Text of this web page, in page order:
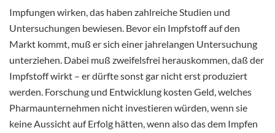
Impfungen wirken, das haben zahlreiche Studien und
Untersuchungen bewiesen. Bevor ein Impfstoff auf den
Markt kommt, muß er sich einer jahrelangen Untersuchung
unterziehen. Dabei muß zweifelsfrei herauskommen, daß der
Impfstoff wirkt – er dürfte sonst gar nicht erst produziert
werden. Forschung und Entwicklung kosten Geld, welches
Pharmaunternehmen nicht investieren würden, wenn sie
keine Aussicht auf Erfolg hätten, wenn also das dem Impfen